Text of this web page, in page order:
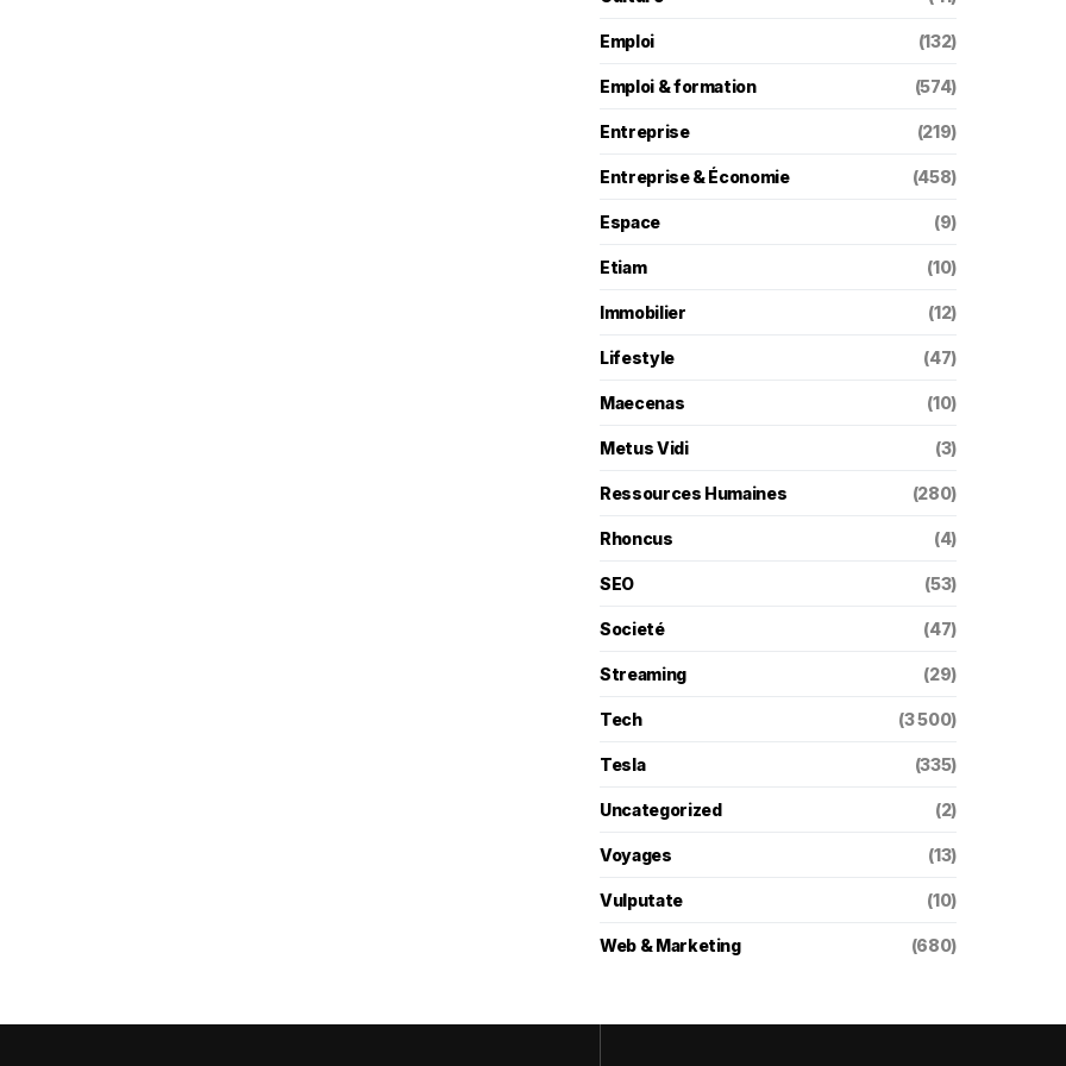
Emploi (132)
Emploi & formation (574)
Entreprise (219)
Entreprise & Économie (458)
Espace (9)
Etiam (10)
Immobilier (12)
Lifestyle (47)
Maecenas (10)
Metus Vidi (3)
Ressources Humaines (280)
Rhoncus (4)
SEO (53)
Societé (47)
Streaming (29)
Tech (3 500)
Tesla (335)
Uncategorized (2)
Voyages (13)
Vulputate (10)
Web & Marketing (680)